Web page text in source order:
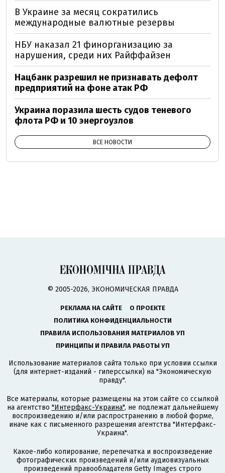
В Украине за месяц сократились
международные валютные резервы
НБУ наказал 21 финорганизацию за
нарушения, среди них Райффайзен
Нацбанк разрешил не признавать дефолт
предприятий на фоне атак РФ
Украина поразила шесть судов теневого
флота РФ и 10 энергоузлов
ВСЕ НОВОСТИ
© 2005-2026, ЭКОНОМИЧЕСКАЯ ПРАВДА
РЕКЛАМА НА САЙТЕ
О ПРОЕКТЕ
ПОЛИТИКА КОНФИДЕНЦИАЛЬНОСТИ
ПРАВИЛА ИСПОЛЬЗОВАНИЯ МАТЕРИАЛОВ УП
ПРИНЦИПЫ И ПРАВИЛА РАБОТЫ УП
Использование материалов сайта только при условии ссылки
(для интернет-изданий - гиперссылки) на "Экономическую
правду".
Все материалы, которые размещены на этом сайте со ссылкой
на агентство "Интерфакс-Украина", не подлежат дальнейшему
воспроизведению и/или распространению в любой форме,
иначе как с письменного разрешения агентства "Интерфакс-
Украина".
Какое-либо копирование, перепечатка и воспроизведение
фотографических произведений и/или аудиовизуальных
произведений правообладателя Getty Images строго